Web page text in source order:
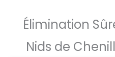
Élimination
Nids de